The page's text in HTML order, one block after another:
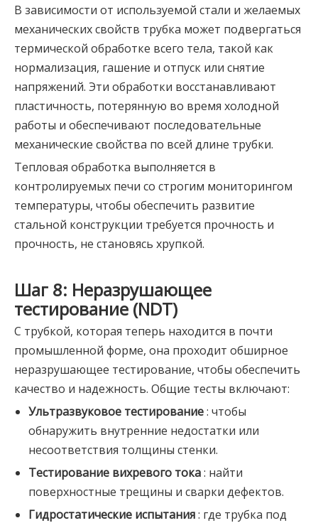
В зависимости от используемой стали и желаемых
механических свойств трубка может подвергаться
термической обработке всего тела, такой как
нормализация, гашение и отпуск или снятие
напряжений. Эти обработки восстанавливают
пластичность, потерянную во время холодной
работы и обеспечивают последовательные
механические свойства по всей длине трубки.
Тепловая обработка выполняется в
контролируемых печи со строгим мониторингом
температуры, чтобы обеспечить развитие
стальной конструкции требуется прочность и
прочность, не становясь хрупкой.
Шаг 8: Неразрушающее
тестирование (NDT)
С трубкой, которая теперь находится в почти
промышленной форме, она проходит обширное
неразрушающее тестирование, чтобы обеспечить
качество и надежность. Общие тесты включают:
Ультразвуковое тестирование: чтобы
обнаружить внутренние недостатки или
несоответствия толщины стенки.
Тестирование вихревого тока: найти
поверхностные трещины и сварки дефектов.
Гидростатические испытания: где трубка под